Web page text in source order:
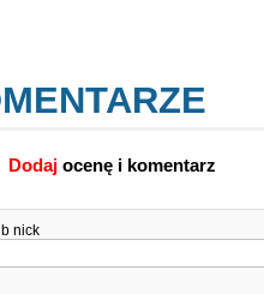
Dodajocenę i komentarz
nick